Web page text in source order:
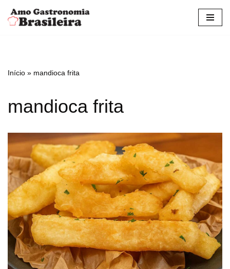
Pular
conteúdo
Início » mandioca frita
mandioca frita